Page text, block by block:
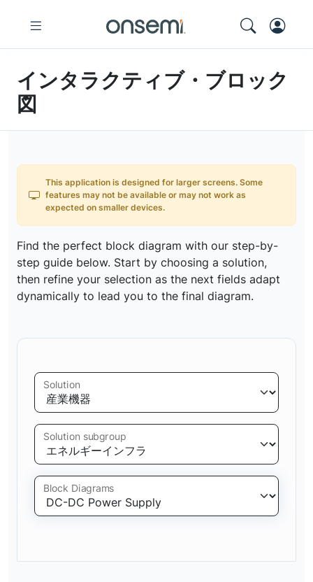
インタラクティブ・ブロック
図
This application is designed for larger screens. Some
features may not be available or may not work as
expected on smaller devices.
Find the perfect block diagram with our step-by-
step guide below. Start by choosing a solution,
then refine your selection as the next fields adapt
dynamically to lead you to the final diagram.
Solution
Solution subgroup
Block Diagrams